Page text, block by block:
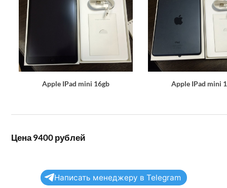
Apple IPad mini 16gb Apple IPad mini
Цена 9400 рублей
Написать менеджеру в Telegram